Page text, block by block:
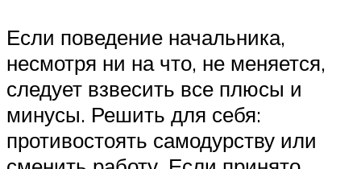
Если поведение начальника,
несмотря ни на что, не меняется,
следует взвесить все плюсы и
минусы. Решить для себя:
противостоять самодурству или